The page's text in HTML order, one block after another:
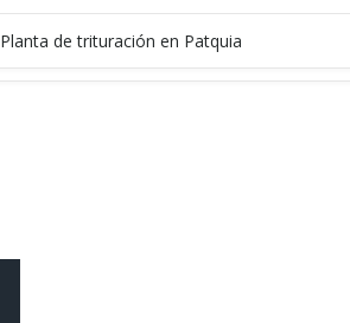
Planta de trituración en Patquia